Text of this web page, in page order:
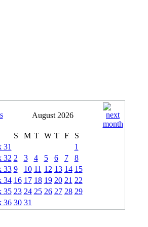
August 2026
S M T W T F
S
1
2
3 4 5 6 7
8
9
10 11 12 13 14 15
16 17 18 19 20 21 22
23 24 25 26 27 28 29
30 31